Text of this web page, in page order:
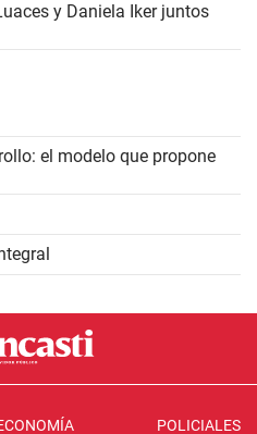
y Daniela Iker juntos
el modelo que propone
POLICIALES